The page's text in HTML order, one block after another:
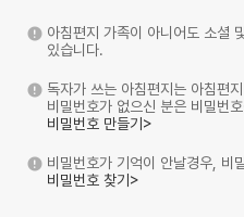
아침편지 가족이 아니어도 소셜
있습니다.
독자가 쓰는 아침편지는 아침편
비밀번호가 없으신 분은 비밀번
비밀번호 만들기>
비밀번호가 기억이 안날경우, 비
비밀번호 찾기>